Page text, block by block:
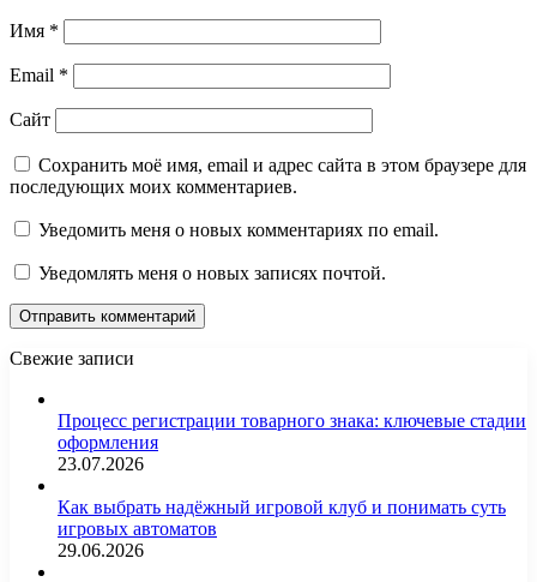
Имя *
Email *
Сайт
Сохранить моё имя, email и адрес сайта в этом браузере для
последующих моих комментариев.
Уведомить меня о новых комментариях по email.
Уведомлять меня о новых записях почтой.
Свежие записи
Процесс регистрации товарного знака: ключевые стадии
оформления
23.07.2026
Как выбрать надёжный игровой клуб и понимать суть
игровых автоматов
29.06.2026